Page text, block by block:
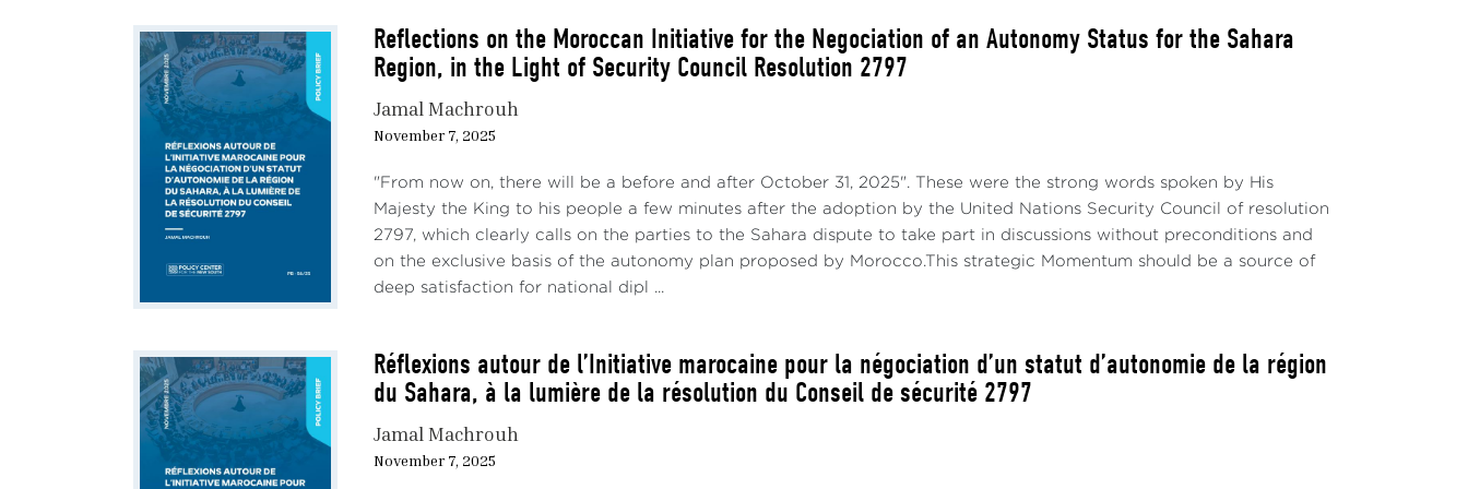
amendements pour :
format de table ronde qu’il avait promu;
- qu’il distingue plus clairement le Maroc et le Front Polisario des pays voisins concernés, à savoir l'Algérie
et la Mauritanie;
- qu’il incorpore un nouveau libellé soulignant la nécessité de permettre au peuple sahraoui d'exercer son
droit à l'autodétermination par l'organisation d'un référendum;
la référence au compromis, au réalisme et au pragmatisme, et
droits de l'homme sur le territoire du Sahara.
Reflections on the Moroccan Initiative for the Negociation of an Autonomy Status for the Sahara
Region, in the Light of Security Council Resolution 2797
Jamal Machrouh
November 7, 2025
"From now on, there will be a before and after October 31, 2025". These were the strong words spoken by His
Majesty the King to his people a few minutes after the adoption by the United Nations Security Council of resolution
2797, which clearly calls on the parties to the Sahara dispute to take part in discussions without preconditions and
on the exclusive basis of the autonomy plan proposed by Morocco.This strategic Momentum should be a source of
deep satisfaction for national dipl ...
Réflexions autour de l’Initiative marocaine pour la négociation d’un statut d’autonomie de la région
du Sahara, à la lumière de la résolution du Conseil de sécurité 2797
Jamal Machrouh
November 7, 2025